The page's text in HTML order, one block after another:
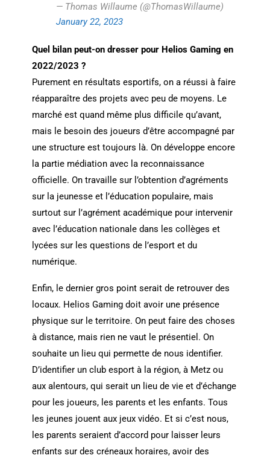
— Thomas Willaume (@ThomasWillaume)
January 22, 2023
Quel bilan peut-on dresser pour Helios Gaming en
2022/2023 ?
Purement en résultats esportifs, on a réussi à faire
réapparaître des projets avec peu de moyens. Le
marché est quand même plus difficile qu’avant,
mais le besoin des joueurs d’être accompagné par
une structure est toujours là. On développe encore
la partie médiation avec la reconnaissance
officielle. On travaille sur l’obtention d’agréments
sur la jeunesse et l’éducation populaire, mais
surtout sur l’agrément académique pour intervenir
avec l’éducation nationale dans les collèges et
lycées sur les questions de l’esport et du
numérique.
Enfin, le dernier gros point serait de retrouver des
locaux. Helios Gaming doit avoir une présence
physique sur le territoire. On peut faire des choses
à distance, mais rien ne vaut le présentiel. On
souhaite un lieu qui permette de nous identifier.
D’identifier un club esport à la région, à Metz ou
aux alentours, qui serait un lieu de vie et d’échange
pour les joueurs, les parents et les enfants. Tous
les jeunes jouent aux jeux vidéo. Et si c’est nous,
les parents seraient d’accord pour laisser leurs
enfants sur des créneaux horaires, avoir des